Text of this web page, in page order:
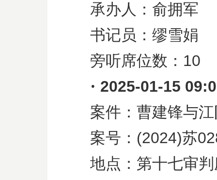
承办人：俞拥军
书记员：缪雪娟
旁听席位数： 10
· 2025-01-15
案件：曹建锋与
案号： (2024)苏
地点：第十七审